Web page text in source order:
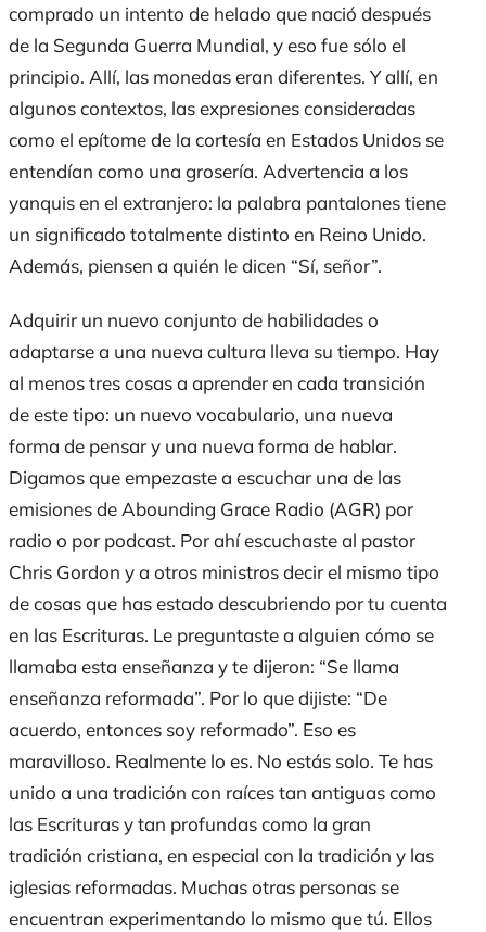
comprado un intento de helado que nació después
de la Segunda Guerra Mundial, y eso fue sólo el
principio. Allí, las monedas eran diferentes. Yallí, en
algunos contextos, las expresionesconsideradas
como el epítome de la cortesía en Estados Unidos se
entendían como una grosería. Advertencia a los
yanquis en el extranjero: la palabra pantalonestiene
un significado totalmente distinto en Reino Unido.
Además, piensen a quién ledicen “Sí, señor”.
Adquirir un nuevo conjunto de habilidades o
adaptarse a una nueva cultura lleva su tiempo. Hay
al menos tres cosasa aprender en cada transición
de este tipo: un nuevo vocabulario, una nueva
forma de pensar y una nueva forma de hablar.
Digamos queempezastea escuchar una de las
emisiones deAbounding Grace Radio (AGR) por
radio o por podcast. Por ahí escuchasteal pastor
Chris Gordon y a otros ministrosdecir el mismo tipo
de cosas que has estado descubriendo por tu cuenta
en las Escrituras. Le preguntaste a alguien cómo se
llamaba esta enseñanza y te dijeron: “Se llama
enseñanza reformada”. Por lo quedijiste: “De
acuerdo, entonces soy reformado”. Eso es
maravilloso. Realmente lo es. No estás solo. Te has
unido a una tradición con raíces tan antiguas como
las Escrituras y tan profundas como la gran
tradición cristiana, en especial con la tradición y las
iglesias reformadas. Muchas otras personas se
encuentran experimentando lo mismo quetú. Ellos